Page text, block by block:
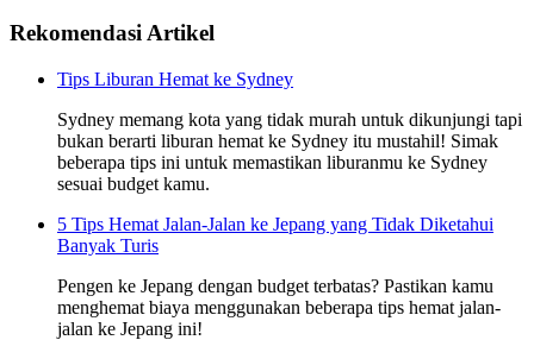
Rekomendasi Artikel
Tips Liburan Hemat ke Sydney
Sydney memang kota yang tidak murah untuk dikunjungi tapi
bukan berarti liburan hemat ke Sydney itu mustahil! Simak
beberapa tips ini untuk memastikan liburanmu ke Sydney
sesuai budget kamu.
5 Tips Hemat Jalan-Jalan ke Jepang yang Tidak Diketahui
Banyak Turis
Pengen ke Jepang dengan budget terbatas? Pastikan kamu
menghemat biaya menggunakan beberapa tips hemat jalan-
jalan ke Jepang ini!